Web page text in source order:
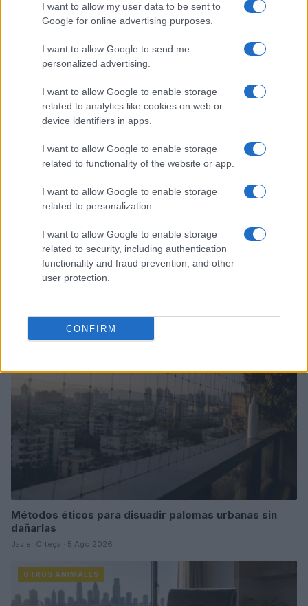
I want to allow my user data to be sent to
Google for online advertising purposes.
I want to allow Google to send me
personalized advertising.
I want to allow Google to enable storage
related to analytics like cookies on web or
device identifiers in apps.
I want to allow Google to enable storage
related to functionality of the website or app.
I want to allow Google to enable storage
related to personalization.
I want to allow Google to enable storage
related to security, including authentication
functionality and fraud prevention, and other
user protection.
CONFIRM
Sigue leyendo
Métodos éticos para disuadir palomas urbanas sin
dañarlas
Javier Ortega · 5 Ago 2026
OTROS ANIMALES